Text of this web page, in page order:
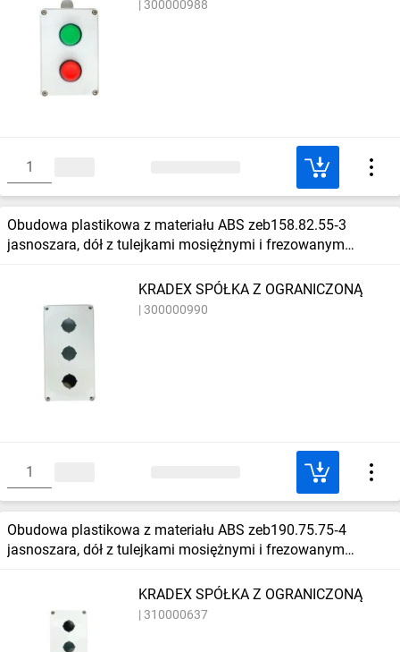
300000988
Obudowa plastikowa z materiału ABS zeb158.82.55‑3
jasnoszara, dół z tulejkami mosiężnymi i frezowanym
KRADEX SPÓŁKA Z OGRANICZONĄ
300000990
Obudowa plastikowa z materiału ABS zeb190.75.75‑4
jasnoszara, dół z tulejkami mosiężnymi i frezowanym
KRADEX SPÓŁKA Z OGRANICZONĄ
310000637